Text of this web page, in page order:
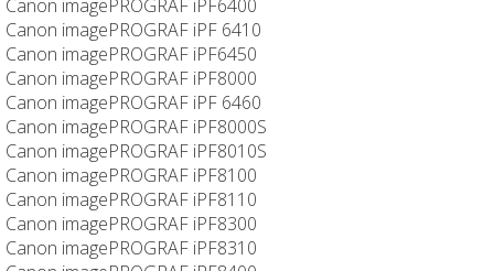
Canon imagePROGRAF iPF6400
Canon imagePROGRAF iPF 6410
Canon imagePROGRAF iPF6450
Canon imagePROGRAF iPF8000
Canon imagePROGRAF iPF 6460
Canon imagePROGRAF iPF8000S
Canon imagePROGRAF iPF8010S
Canon imagePROGRAF iPF8100
Canon imagePROGRAF iPF8110
Canon imagePROGRAF iPF8300
Canon imagePROGRAF iPF8310